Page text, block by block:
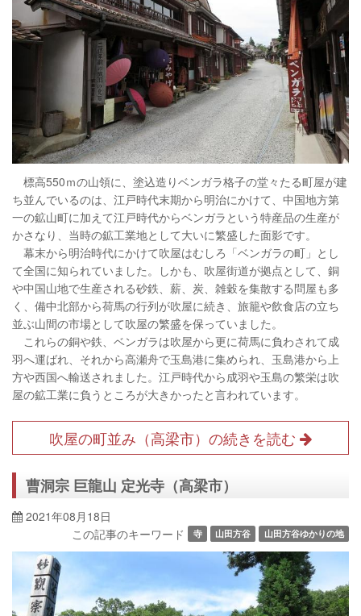
標高550ｍの山領に、塗込造りベンガラ格子の堂々たる町屋が建
ち並んでいるのは、江戸時代末期から明治にかけて、中国地方第
一の鉱山町に加えて江戸時代からベンガラという特産品の生産が
かさなり、当時の鉱工業地として大いに繁盛した面影です。
幕末から明治時代にかけて吹屋はむしろ「ベンガラの町」とし
て全国に知られていました。しかも、吹屋街道が拠点として、銅
や中国山地で生産される砂鉄、薪、炭、雑穀を集散する問屋も多
く、備中北部から荷馬の行列が吹屋に続き、旅籠や飲食店の立ち
並ぶ山間の市場として吹屋の繁盛を保っていました。
これらの銅や鉄、ベンガラは吹屋から更に荷馬に負わされて成
羽へ運ばれ、それから高瀬舟で玉島港に集められ、玉島港から上
方や西国へ輸送されました。江戸時代から成羽や玉島の繁栄は吹
屋の鉱工業に負うところが大きかったと言われています。
吹屋の町並み（高梁市）の続きを読む
曹洞宗 巨龍山 定光寺（高梁市）
2021年08月18日
この記事のキーワード
寺 山田方谷 山田方谷ゆかりの地